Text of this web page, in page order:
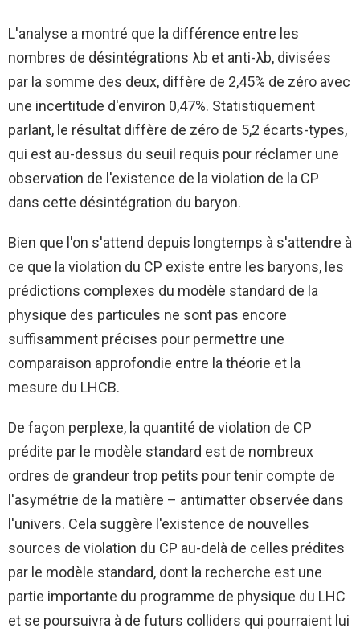
L'analyse a montré que la différence entre les
nombres de désintégrations λb et anti-λb, divisées
par la somme des deux, diffère de 2,45% de zéro avec
une incertitude d'environ 0,47%. Statistiquement
parlant, le résultat diffère de zéro de 5,2 écarts-types,
qui est au-dessus du seuil requis pour réclamer une
observation de l'existence de la violation de la CP
dans cette désintégration du baryon.
Bien que l'on s'attend depuis longtemps à s'attendre à
ce que la violation du CP existe entre les baryons, les
prédictions complexes du modèle standard de la
physique des particules ne sont pas encore
suffisamment précises pour permettre une
comparaison approfondie entre la théorie et la
mesure du LHCB.
De façon perplexe, la quantité de violation de CP
prédite par le modèle standard est de nombreux
ordres de grandeur trop petits pour tenir compte de
l'asymétrie de la matière – antimatter observée dans
l'univers. Cela suggère l'existence de nouvelles
sources de violation du CP au-delà de celles prédites
par le modèle standard, dont la recherche est une
partie importante du programme de physique du LHC
et se poursuivra à de futurs colliders qui pourraient lui